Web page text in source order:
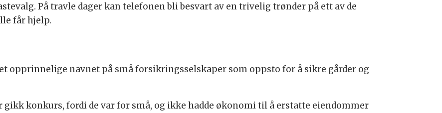
På travle dager kan telefonen bli besvart av en trivelig trønder på ett av de
får hjelp.
opprinnelige navnet på små forsikringsselskaper som oppsto for å sikre gårder og
gikk konkurs, fordi de var for små, og ikke hadde økonomi til å erstatte eiendommer